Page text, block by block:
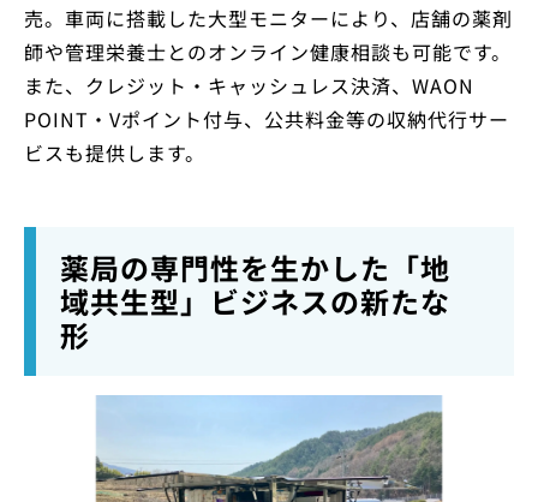
売。車両に搭載した大型モニターにより、店舗の薬剤
師や管理栄養士とのオンライン健康相談も可能です。
また、クレジット・キャッシュレス決済、WAON
POINT・Vポイント付与、公共料金等の収納代行サー
ビスも提供します。
薬局の専門性を生かした「地
域共生型」ビジネスの新たな
形